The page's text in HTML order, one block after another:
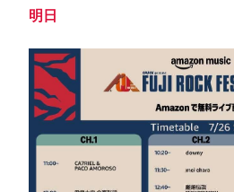
明日